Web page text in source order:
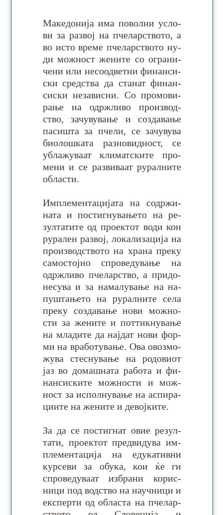
Македонија има по­волни ус­ло­
ви за раз­вој на пче­лар­ство­то, а
во ис­то вре­ме пче­лар­ство­то ну­
ди мож­ност же­ни­те со огра­ни­
че­ни или не­соод­ветни фи­нан­си­
ски сред­ства да ста­нат фи­нан­
си­ски не­за­ви­сни. Со про­мо­ви­
рање на одрж­ливо про­из­вод­
ство, за­чу­ву­вање и со­зда­вање
па­си­шта за пче­ли, се за­чу­вува
био­лош­ката раз­но­вид­ност, се
убла­жу­ваат кли­мат­ските про­
мени и се ра­зви­ваат ру­ралните
области.
Имплементацијата на со­др­жи­
на­та и по­сти­гну­ва­њето на ре­
зул­та­тите од про­ек­тот води кон
ру­ра­лен ра­звој, ло­ка­ли­за­ција на
про­из­вод­ството на хра­на пре­ку
са­мос­тојно спро­ве­ду­ва­ње на
одрж­ливо пче­лар­ство, а при­до­
не­сува и за на­ма­лу­вање на на­
пу­шта­њето на ру­рал­ните села
пре­ку со­зда­вање нови мо­жно­
сти за же­ните и пот­тикну­вање
на мла­дите да нај­дат нови фор­
ми на вра­бо­ту­вање. Ова ово­змо­
жува стес­ну­вање на ро­до­виот
јаз во до­маш­ната ра­бо­та и фи­
нан­сис­ките мож­нос­ти и мож­
ност за ис­пол­ну­вање на ас­пи­ра­
ци­ите на же­ните и девојките.
За да се постигнат овие ре­зул­
тати, про­ек­тот пред­ви­дува им­
пле­мен­та­ција на еду­ка­тив­ни
кур­севи за обу­ка, кои ќе ги
спро­ве­ду­ваат из­бра­ни ко­рис­
ници под вод­ство на на­уч­ни­ци и
ек­спер­ти од об­ла­ста на пче­лар­